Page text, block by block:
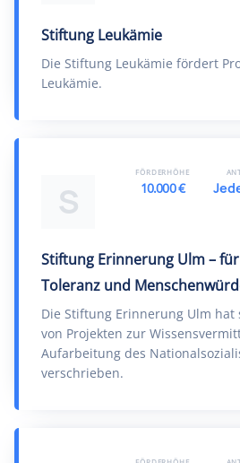
Stiftung Leukämie
Die Stiftung Leukämie fördert
Leukämie.
S
Stiftung Erinnerung Ulm –
Toleranz und
Die Stiftung Erinnerung Ulm hat
von Projekten zur
Aufarbeitung des
verschrieben.
FÖRDERHÖHE
10.000 €